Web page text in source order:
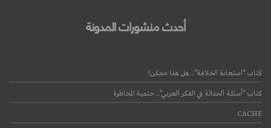
أحدث منشورات المدونة
كتاب “استعادة الخلافة”.. هل هذا ممكن؟
كتاب “أسئلة الحداثة في الفكر العربي”.. حتمية المخاطرة
CACHE